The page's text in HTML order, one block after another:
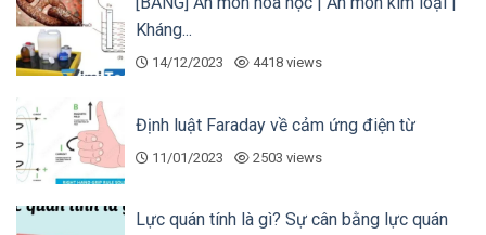
Kháng...
14/12/2023 4418 views
Định luật Faraday về cảm ứng điện từ
11/01/2023 2503 views
Lực quán tính là gì? Sự cân bằng lực quán